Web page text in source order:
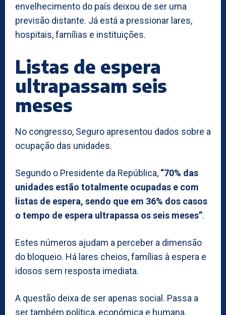
envelhecimento do país deixou de ser uma
previsão distante. Já está a pressionar lares,
hospitais, famílias e instituições.
Listas de espera
ultrapassam seis
meses
No congresso, Seguro apresentou dados sobre a
ocupação das unidades.
Segundo o Presidente da República, “70% das
unidades estão totalmente ocupadas e com
listas de espera, sendo que em 36% dos casos
o tempo de espera ultrapassa os seis meses”.
Estes números ajudam a perceber a dimensão
do bloqueio. Há lares cheios, famílias à espera e
idosos sem resposta imediata.
A questão deixa de ser apenas social. Passa a
ser também política, económica e humana.